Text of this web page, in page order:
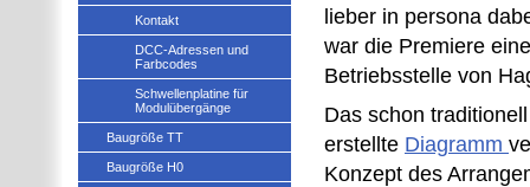
lieber in persona
war die Premiere
Betriebsstelle von
Das schon
erstellte Diagramm
Konzept des
Kontakt
DCC-Adressen und
Farbcodes
Schwellenplatine für
Modulübergänge
Baugröße TT
Baugröße H0